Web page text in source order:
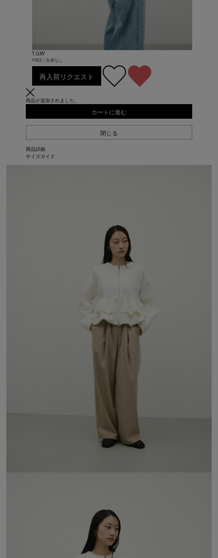
T.GRY
FREE / 在庫なし
再入荷リクエスト
商品が追加されました。
カートに進む
閉じる
商品詳細
サイズガイド